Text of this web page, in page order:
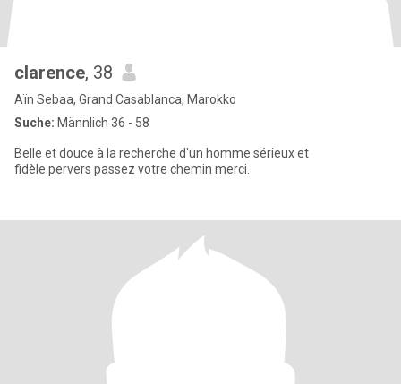
clarence, 38
Aïn Sebaa, Grand Casablanca, Marokko
Suche: Männlich 36 - 58
Belle et douce à la recherche d'un homme sérieux et
fidèle.pervers passez votre chemin merci.